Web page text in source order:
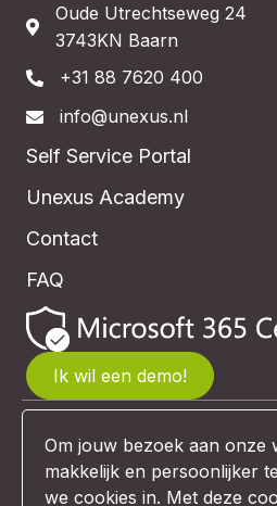
Oude Utrechtseweg 24
3743KN Baarn
+31 88 7620 400
info@unexus.nl
Self Service Portal
Unexus Academy
Contact
FAQ
Ik wil een demo!
© Unexus 2026 | Website
Comunicazione
Om jouw bezoek aan onze
makkelijk en persoonlijker
we cookies in. Met deze